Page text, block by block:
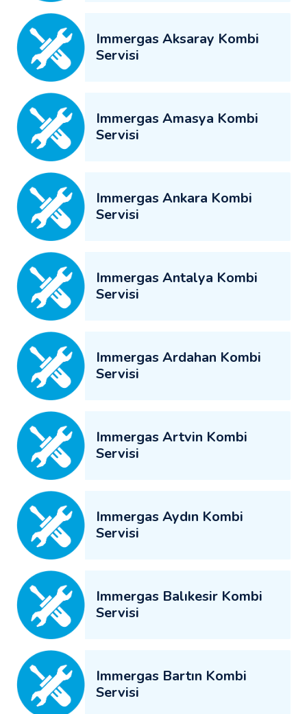
Immergas Aksaray Kombi
Servisi
Immergas Amasya Kombi
Servisi
Immergas Ankara Kombi
Servisi
Immergas Antalya Kombi
Servisi
Immergas Ardahan Kombi
Servisi
Immergas Artvin Kombi
Servisi
Immergas Aydın Kombi
Servisi
Immergas Balıkesir Kombi
Servisi
Immergas Bartın Kombi
Servisi